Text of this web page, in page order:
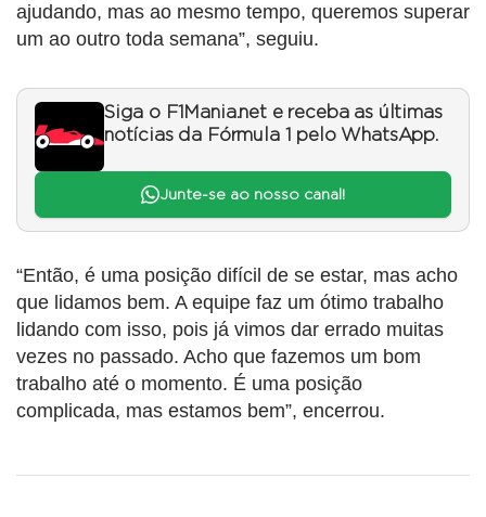
ajudando, mas ao mesmo tempo, queremos superar
um ao outro toda semana”, seguiu.
Siga o F1Mania.net e receba as últimas
notícias da Fórmula 1 pelo WhatsApp.
Junte-se ao nosso canal!
“Então, é uma posição difícil de se estar, mas acho
que lidamos bem. A equipe faz um ótimo trabalho
lidando com isso, pois já vimos dar errado muitas
vezes no passado. Acho que fazemos um bom
trabalho até o momento. É uma posição
complicada, mas estamos bem”, encerrou.